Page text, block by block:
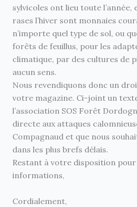
sylvicoles ont lieu toute l’année,
rases l’hiver sont monnaies
n’importe quel type de sol, ou
forêts de feuillus, pour les
climatique, par des cultures de
aucun sens.
Nous revendiquons donc un
votre magazine. Ci-joint un
l’association SOS Forêt
directe aux attaques
Compagnaud et que nous
dans les plus brefs délais.
Restant à votre disposition pour
informations,
Cordialement,